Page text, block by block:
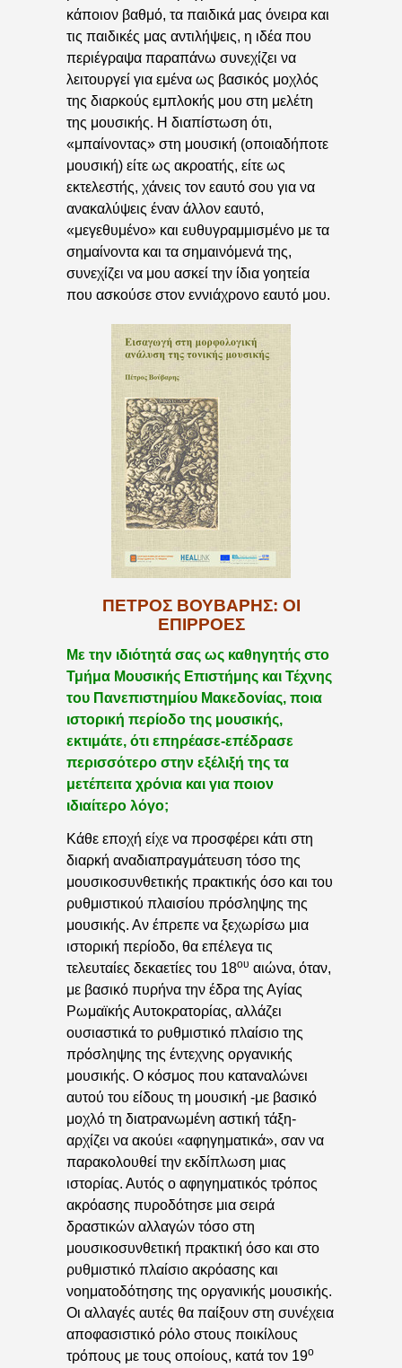
κάποιον βαθμό, τα παιδικά μας όνειρα και
τις παιδικές μας αντιλήψεις, η ιδέα που
περιέγραψα παραπάνω συνεχίζει να
λειτουργεί για εμένα ως βασικός μοχλός
της διαρκούς εμπλοκής μου στη μελέτη
της μουσικής. Η διαπίστωση ότι,
«μπαίνοντας» στη μουσική (οποιαδήποτε
μουσική) είτε ως ακροατής, είτε ως
εκτελεστής, χάνεις τον εαυτό σου για να
ανακαλύψεις έναν άλλον εαυτό,
«μεγεθυμένο» και ευθυγραμμισμένο με τα
σημαίνοντα και τα σημαινόμενά της,
συνεχίζει να μου ασκεί την ίδια γοητεία
που ασκούσε στον εννιάχρονο εαυτό μου.
ΠΈΤΡΟΣ ΒΟΎΒΑΡΗΣ: ΟΙ
ΕΠΙΡΡΟΈΣ
Με την ιδιότητά σας ως καθηγητής στο
Τμήμα Μουσικής Επιστήμης και Τέχνης
του Πανεπιστημίου Μακεδονίας, ποια
ιστορική περίοδο της μουσικής,
εκτιμάτε, ότι επηρέασε-επέδρασε
περισσότερο στην εξέλιξή της τα
μετέπειτα χρόνια και για ποιον
ιδιαίτερο λόγο;
Κάθε εποχή είχε να προσφέρει κάτι στη
διαρκή αναδιαπραγμάτευση τόσο της
μουσικοσυνθετικής πρακτικής όσο και του
ρυθμιστικού πλαισίου πρόσληψης της
μουσικής. Αν έπρεπε να ξεχωρίσω μια
ιστορική περίοδο, θα επέλεγα τις
τελευταίες δεκαετίες του 18ου αιώνα, όταν,
με βασικό πυρήνα την έδρα της Αγίας
Ρωμαϊκής Αυτοκρατορίας, αλλάζει
ουσιαστικά το ρυθμιστικό πλαίσιο της
πρόσληψης της έντεχνης οργανικής
μουσικής. Ο κόσμος που καταναλώνει
αυτού του είδους τη μουσική -με βασικό
μοχλό τη διατρανωμένη αστική τάξη-
αρχίζει να ακούει «αφηγηματικά», σαν να
παρακολουθεί την εκδίπλωση μιας
ιστορίας. Αυτός ο αφηγηματικός τρόπος
ακρόασης πυροδότησε μια σειρά
δραστικών αλλαγών τόσο στη
μουσικοσυνθετική πρακτική όσο και στο
ρυθμιστικό πλαίσιο ακρόασης και
νοηματοδότησης της οργανικής μουσικής.
Οι αλλαγές αυτές θα παίξουν στη συνέχεια
αποφασιστικό ρόλο στους ποικίλους
τρόπους με τους οποίους, κατά τον 19ο